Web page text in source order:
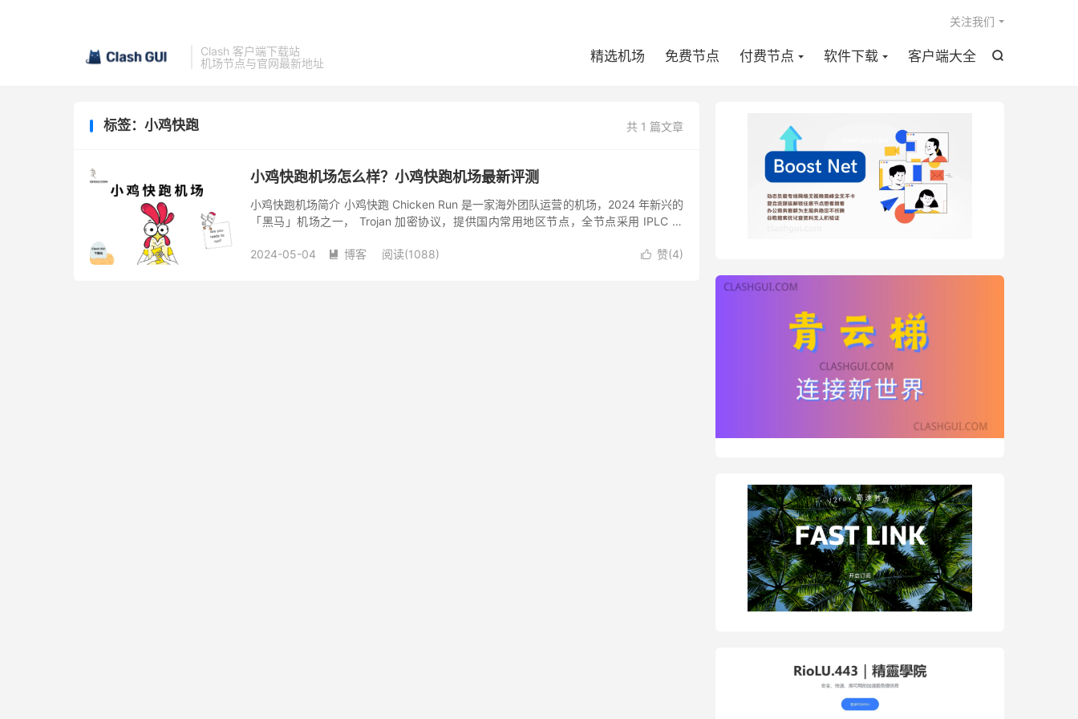
Clash 客户端下载站
机场节点与官网最新地址

精选机场 免费节点 付费节点 软件下载 客户端大全
关注我们
共 1 篇文章
标签：小鸡快跑
小鸡快跑机场怎么样？小鸡快跑机场最新评测
小鸡快跑机场简介 小鸡快跑 Chicken Run 是一家海外团队运营的机场，2024 年新兴的
「黑马」机场之一， Trojan 加密协议，提供国内常用地区节点，全节点采用 IPLC 专
 赞(4)
2024-05-04  博客 阅读(1088)